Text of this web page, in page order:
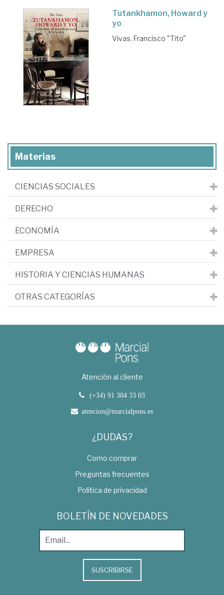
Tutankhamon, Howard y
yo
Vivas, Francisco "Tito"
Materias
CIENCIAS SOCIALES
DERECHO
ECONOMÍA
EMPRESA
HISTORIA Y CIENCIAS HUMANAS
OTRAS CATEGORÍAS
Atención al cliente
(+34) 91 304 33 03
atencion@marcialpons.es
¿DUDAS?
Como comprar
Preguntas frecuentes
Política de privacidad
BOLETÍN DE NOVEDADES
SUSCRIBIRSE